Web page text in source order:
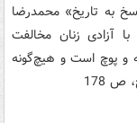
به تاریخ» محمدرضا
آزادی زنان مخالفت
و پوچ است و هیچ‌گونه
178